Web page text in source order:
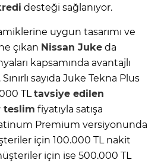
desteği sağlanıyor.
uygun tasarımı ve
çıkan Nissan Juke da
kapsamında avantajlı
sayıda Juke Tekna Plus
TL tavsiye edilen
teslim fiyatıyla satışa
Premium versiyonunda
için 100.000 TL nakit
için ise 500.000 TL